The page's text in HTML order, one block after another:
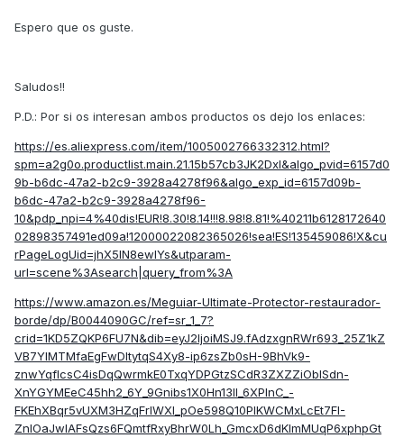
Espero que os guste.
Saludos!!
P.D.: Por si os interesan ambos productos os dejo los enlaces:
https://es.aliexpress.com/item/1005002766332312.html?
spm=a2g0o.productlist.main.21.15b57cb3JK2Dxl&algo_pvid=6157d0
9b-b6dc-47a2-b2c9-3928a4278f96&algo_exp_id=6157d09b-
b6dc-47a2-b2c9-3928a4278f96-
10&pdp_npi=4%40dis!EUR!8.30!8.14!!!8.98!8.81!%40211b6128172640
02898357491ed09a!12000022082365026!sea!ES!135459086!X&cu
rPageLogUid=jhX5IN8ewIYs&utparam-
url=scene%3Asearch|query_from%3A
https://www.amazon.es/Meguiar-Ultimate-Protector-restaurador-
borde/dp/B0044090GC/ref=sr_1_7?
crid=1KD5ZQKP6FU7N&dib=eyJ2IjoiMSJ9.fAdzxgnRWr693_25Z1kZ
VB7YIMTMfaEgFwDltytqS4Xy8-ip6zsZb0sH-9BhVk9-
znwYqfIcsC4isDqQwrmkE0TxqYDPGtzSCdR3ZXZZiObISdn-
XnYGYMEeC45hh2_6Y_9Gnibs1X0Hn13lI_6XPInC_-
FKEhXBqr5vUXM3HZqFrlWXI_pOe598Q10PlKWCMxLcEt7FI-
ZnlOaJwIAFsQzs6FQmtfRxyBhrW0Lh_GmcxD6dKlmMUqP6xphpGt